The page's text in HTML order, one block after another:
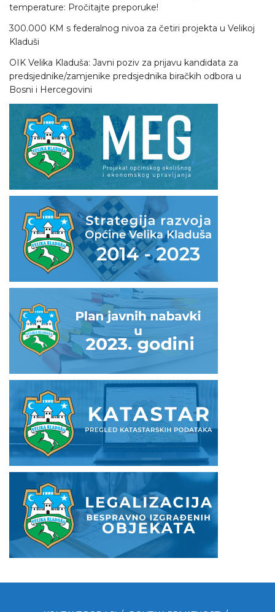
temperature: Pročitajte preporuke!
300.000 KM s federalnog nivoa za četiri projekta u Velikoj
Kladuši
OIK Velika Kladuša: Javni poziv za prijavu kandidata za
predsjednike/zamjenike predsjednika biračkih odbora u
Bosni i Hercegovini